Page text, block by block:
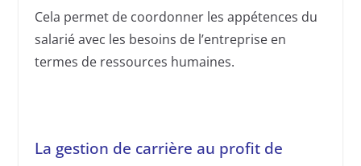
Cela permet de coordonner les appétences du
salarié avec les besoins de l’entreprise en
termes de ressources humaines.
La gestion de carrière au profit de